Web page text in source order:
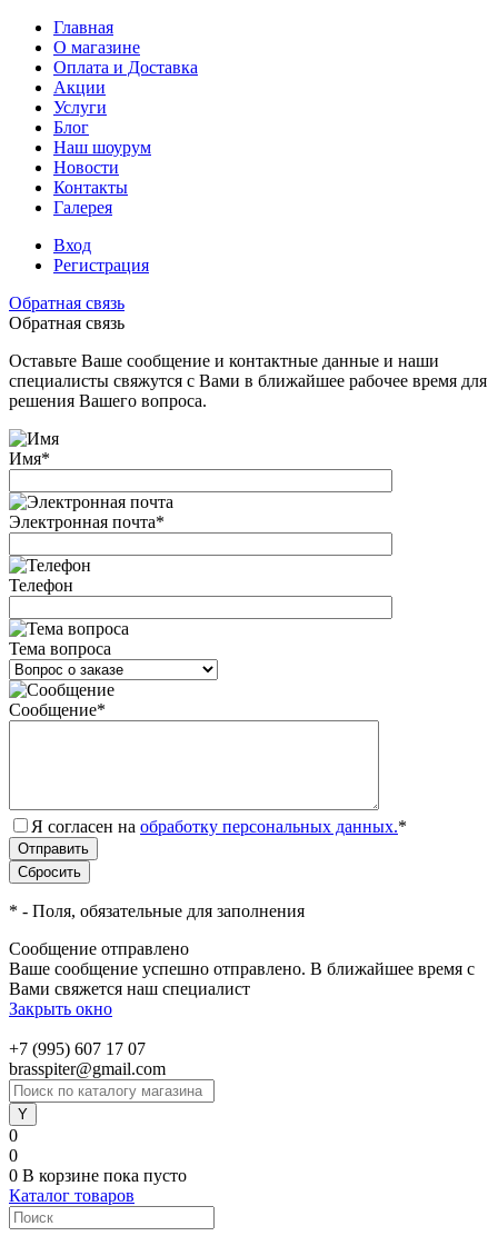
Главная
О магазине
Оплата и Доставка
Акции
Услуги
Блог
Наш шоурум
Новости
Контакты
Галерея
Вход
Регистрация
Обратная связь
Обратная связь
Оставьте Ваше сообщение и контактные данные и наши
специалисты свяжутся с Вами в ближайшее рабочее время для
решения Вашего вопроса.
Имя*
Электронная почта*
Телефон
Тема вопроса
Сообщение*
Я согласен на обработку персональных данных.*
* - Поля, обязательные для заполнения
Сообщение отправлено
Ваше сообщение успешно отправлено. В ближайшее время с
Вами свяжется наш специалист
Закрыть окно
+7 (995) 607 17 07
brasspiter@gmail.com
0
0
0 В корзине пока пусто
Каталог товаров